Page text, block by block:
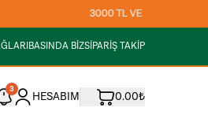
BASINDA BİZSİPARİŞ TAKİP
3
HESABIM 0.00₺